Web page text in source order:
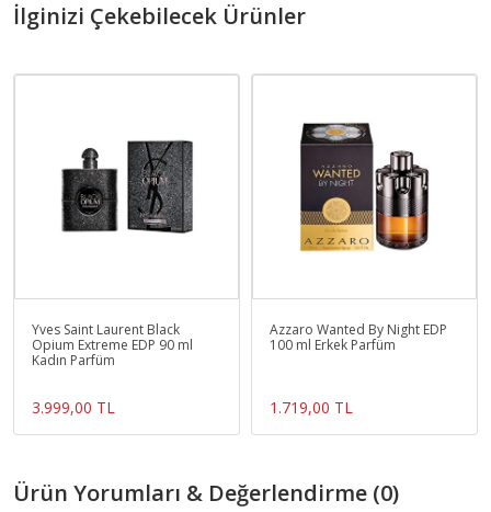
İlginizi Çekebilecek Ürünler
Yves Saint Laurent Black
Opium Extreme EDP 90 ml
Kadın Parfüm
3.999,00 TL
Azzaro Wanted By Night EDP
100 ml Erkek Parfüm
1.719,00 TL
Ürün Yorumları & Değerlendirme (0)